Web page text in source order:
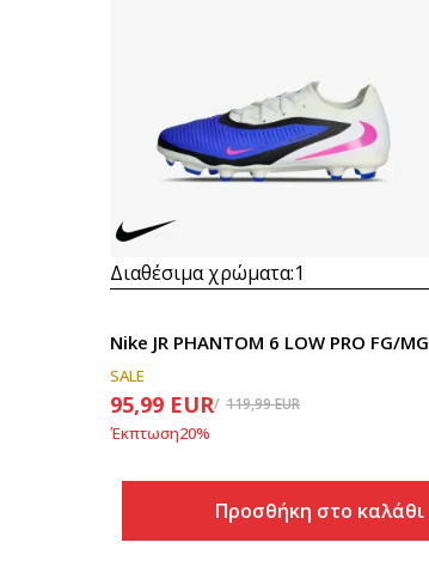
Διαθέσιμα χρώματα:1
Nike JR PHANTOM 6 LOW PRO FG/MG
SALE
95,99 EUR 119,99EUR
Έκπτωση20%
Προσθήκη στο καλάθι